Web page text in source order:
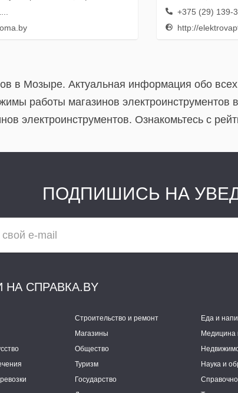
+375 (29) 139-
http://
в Мозыре. Актуальная информация обо
работы магазинов
электроинструментов. Ознакомьтесь с
ПОДПИШИСЬ НА
НА СПРАВКА.BY
Строительство и ремонт Еда и
Магазины Медицина
Общество
Туризм Наука и
Государство